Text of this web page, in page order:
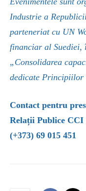
Industrie a
parteneriat cu UN
financiar al
„Consolidarea
dedicate Principiilor
Contact pentru
Relații Publice CCI
(+373) 69 015 451